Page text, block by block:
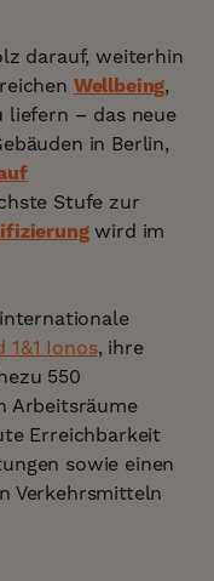
darauf, weiterhin
Wellbeing,
liefern – das neue
in Berlin,
Stufe zur
wird im
1&1 Ionos, ihre
550
Arbeitsräume
Erreichbarkeit
sowie einen
Verkehrsmitteln